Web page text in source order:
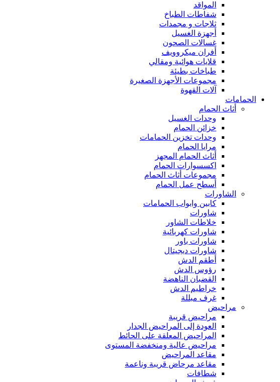
المواقد
شفاطات الطباخ
ثلاجات و مجمدات
أجهزة الغسيل
غسالات الصحون
أفران ميكروويف
قلايات هوائية ومقالي
طباخات بطيئة
مجموعات الأجهزة الصغيرة
آلات القهوة
الحمامات
أثاث الحمام
وحدات الغسيل
خزائن الحمام
وحدات تخزين الحمامات
مرايا الحمام
أثاث الحمام المجهز
اكسسوارات الحمام
مجموعات أثاث الحمام
أسطح عمل الحمام
الشاورات
كابين وابواب الحمامات
شاورات
خلاطات الشاور
شاورات كهربائية
شاورات باور
شاورات ديجيتال
أطقم الدش
رؤوس الدش
القضبان الناهضة
خراطيم الدش
غرف مبللة
مراحيض
مراحيض قريبة
العودة إلى المراحيض الجدار
المراحيض المعلقة على الحائط
مراحيض عالية ومنخفضة المستوى
مقاعد المراحيض
مقاعد مرحاض قريبة وناعمة
شطافات